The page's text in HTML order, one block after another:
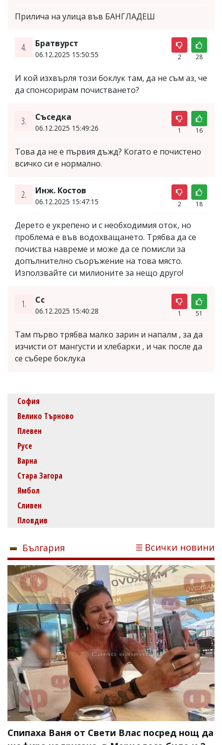
Прилича на улица във БАНГЛАДЕШ
4. Братвурст
06.12.2025 15:50:55 2 28
И кой изхвърля този боклук там, да не съм аз, че
да спонсорирам почистването?
3. Съседка
06.12.2025 15:49:26 1 16
Това да не е първия дъжд? Когато е почистено
всичко си е нормално.
2. Инж. Костов
06.12.2025 15:47:15 2 18
Дерето е укрепено и с необходимия оток, но
проблема е във водохващането. Трябва да се
почиства навреме и може да се помисли за
допълнително съоръжение на това място.
Използвайте си милионите за нещо друго!
1. Сс
06.12.2025 15:40:28 1 51
Там първо трябва малко зарин и напалм , за да
изчисти от мангусти и хлебарки , и чак после да
се събере боклука
София
Велико Търново
Плевен
Русе
Варна
Стара Загора
Ямбол
Сливен
Пловдив
България Всички новини
Спипаха Ваня от Свети Влас посред нощ да